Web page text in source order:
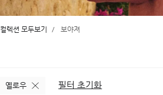
컬렉션 모두보기 보야져
필터 초기화
옐로우